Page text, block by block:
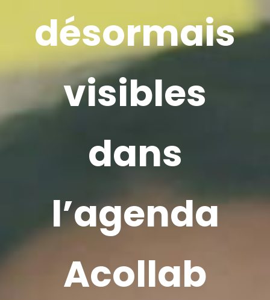
désormais
visibles
dans
l’agenda
Acollab